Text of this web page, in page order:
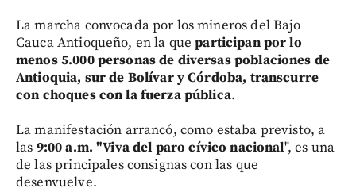
La marcha convocada por los mineros del Bajo
Cauca Antioqueño, en la queparticipan por lo
menos 5.000 personas de diversas poblaciones de
Antioquia, sur de Bolívar y Córdoba, transcurre
con choques con la fuerza pública.
La manifestación arrancó, como estaba previsto, a
las 9:00 a.m. "Viva del paro cívico nacional", es una
de las principales consignas con las que
desenvuelve.